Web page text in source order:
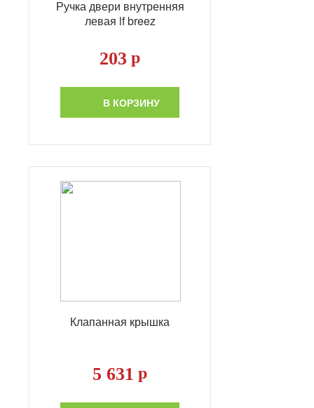
Ручка двери внутренняя
левая lf breez
203 р
В КОРЗИНУ
Клапанная крышка
5 631 р